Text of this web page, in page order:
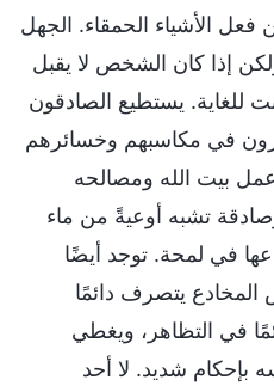
الأشياء الحمقاء. الجهل
إذا كان الشخص لا يقبل
للغاية. يستطيع الصادقون
في مكاسبهم وخسائرهم
بيت الله ومصالحه
تشبه أوعيةً من ماء
في لمحة. توجد أيضًا
يتصرف دائمًا
في التظاهر، ويغطي
بإحكام شديد. لا أحد